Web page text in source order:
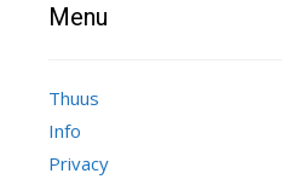
Menu
Thuus
Info
Privacy